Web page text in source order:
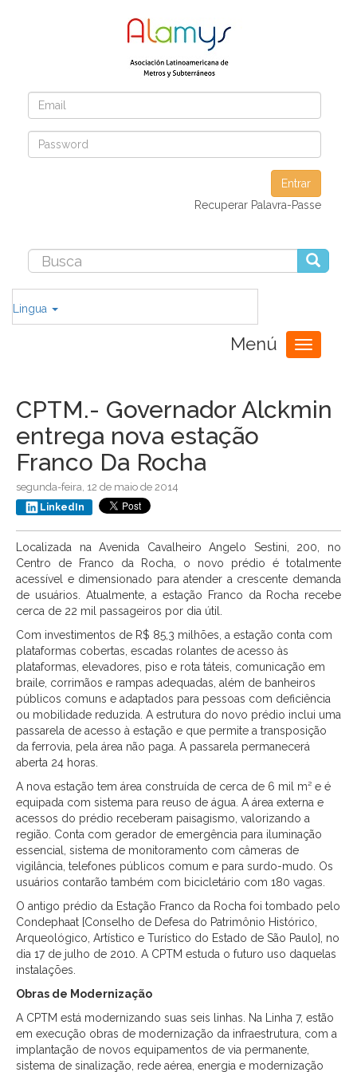
Entrar
Recuperar Palavra-Passe
Lingua
Menú
Toggle
navigation
CPTM.- Governador Alckmin
entrega nova estação
Franco Da Rocha
segunda-feira, 12 de maio de 2014
LinkedIn
Localizada na Avenida Cavalheiro Angelo Sestini, 200, no
Centro de Franco da Rocha, o novo prédio é totalmente
acessível e dimensionado para atender a crescente demanda
de usuários. Atualmente, a estação Franco da Rocha recebe
cerca de 22 mil passageiros por dia útil.
Com investimentos de R$ 85,3 milhões, a estação conta com
plataformas cobertas, escadas rolantes de acesso às
plataformas, elevadores, piso e rota táteis, comunicação em
braile, corrimãos e rampas adequadas, além de banheiros
públicos comuns e adaptados para pessoas com deficiência
ou mobilidade reduzida. A estrutura do novo prédio inclui uma
passarela de acesso à estação e que permite a transposição
da ferrovia, pela área não paga. A passarela permanecerá
aberta 24 horas.
A nova estação tem área construída de cerca de 6 mil m² e é
equipada com sistema para reuso de água. A área externa e
acessos do prédio receberam paisagismo, valorizando a
região. Conta com gerador de emergência para iluminação
essencial, sistema de monitoramento com câmeras de
vigilância, telefones públicos comum e para surdo-mudo. Os
usuários contarão também com bicicletário com 180 vagas.
O antigo prédio da Estação Franco da Rocha foi tombado pelo
Condephaat [Conselho de Defesa do Patrimônio Histórico,
Arqueológico, Artístico e Turístico do Estado de São Paulo], no
dia 17 de julho de 2010. A CPTM estuda o futuro uso daquelas
instalações.
Obras de Modernização
A CPTM está modernizando suas seis linhas. Na Linha 7, estão
em execução obras de modernização da infraestrutura, com a
implantação de novos equipamentos de via permanente,
sistema de sinalização, rede aérea, energia e modernização